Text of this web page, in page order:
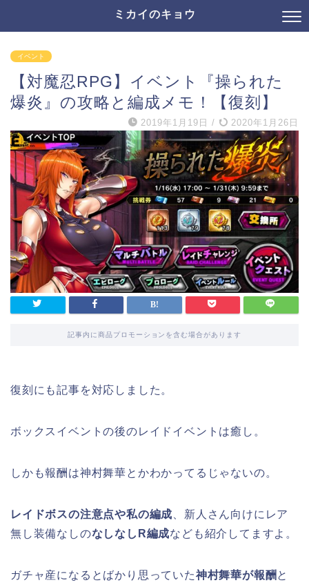
ミカイのキョウ
イベント
【対魔忍RPG】イベント『操られた
爆炎』の攻略と編成メモ！【復刻】
2019年1月19日 / 2020年1月26日
記事内に商品プロモーションを含む場合があります
復刻にも記事を対応しました。
ボックスイベントの後のレイドイベントは癒し。
しかも報酬は神村舞華とかわかってるじゃないの。
レイドボスの注意点や私の編成 、新人さん向けにレア
無し装備なしのなしなしR編成なども紹介してますよ。
ガチャ産になるとばかり思っていた神村舞華が報酬 と